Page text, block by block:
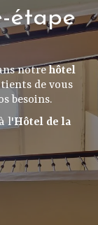
étape
notrehôtel
de vous
besoins.
l'Hôtel de la